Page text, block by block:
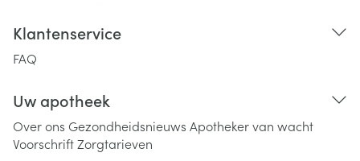
Klantenservice
FAQ
Uw apotheek
Over ons Gezondheidsnieuws Apotheker van wacht
VoorschriftZorgtarieven